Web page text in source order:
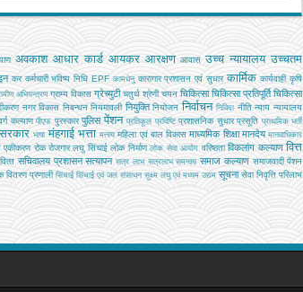
अवकाश आधार कार्ड आयकर आरक्षण आवास उच्च न्यायालय उच्चतम
कर कर्मचारी भविष्य निधि EPF कामधेनु कारागार प्रशासन एवं सुधार कार्मिक कार्यवाही कृषि
अभियन्‍त्रण ग्राम्य विकास ग्रेच्युटी चतुर्थ श्रेणी चयन चिकित्सा चिकित्सा प्रतिपूर्ति चिकित्‍सा
नगर विकास निबन्‍धन नियमावली नियुक्ति नियोजन निर्वाचन निविदा नीति न्याय न्यायालय
कल्‍याण पीएफ पुरस्कार पुलिस पेंशन प्रतिकूल प्रविष्टि प्रशासनिक सुधार प्रसूति प्राथमिक भर्ती
भाषा मंहगाई भत्ता मत्‍स्‍य महिला एवं बाल विकास माध्यमिक शिक्षा मानदेय मानवाधिकार
एकीकरण रोक रोजगार लघु सिंचाई लोक निर्माण लोक सेवा आयोग वरिष्ठता विकलांग कल्याण वित्त
सचिवालय प्रशासन सत्यापन सत्र लाभ सत्रलाभ समन्वय समाज कल्याण समाजवादी पेंशन
वितरण प्रणाली सिंचाई सिंचाई एवं जल संसाधन सूक्ष्म लघु एवं मध्यम उद्यम सूचना सेवा निवृत्ति परिलाभ